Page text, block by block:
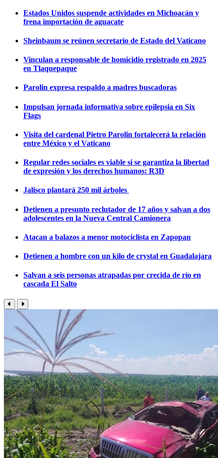
Estados Unidos suspende actividades en Michoacán y
frena importación de aguacate
Sheinbaum se reúnen secretario de Estado del Vaticano
Vinculan a responsable de homicidio registrado en 2025
en Tlaquepaque
Parolin expresa respaldo a madres buscadoras
Impulsan jornada informativa sobre epilepsia en Six
Flags
Visita del cardenal Pietro Parolin fortalecerá la relación
entre México y el Vaticano
Regular redes sociales es viable si se garantiza la libertad
de expresión y los derechos humanos: R3D
Jalisco plantará 250 mil árboles
Detienen a presunto reclutador de 17 años y salvan a dos
adolescentes en la Nueva Central Camionera
Atacan a balazos a menor motociclista en Zapopan
Detienen a hombre con un kilo de crystal en Guadalajara
Salvan a seis personas atrapadas por crecida de río en
cascada El Salto